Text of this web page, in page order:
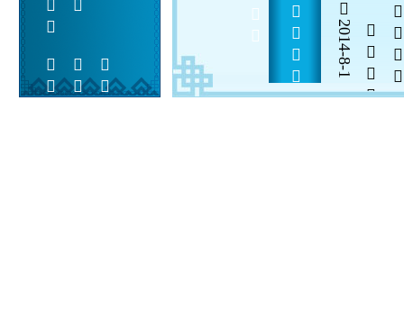
  
2014-8-1